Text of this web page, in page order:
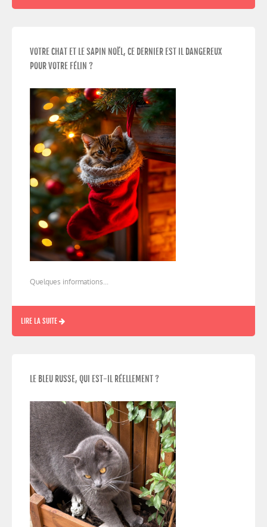
VOTRE CHAT ET LE SAPIN NOËL, CE DERNIER EST IL DANGEREUX
POUR VOTRE FÉLIN ?
Quelques informations...
LIRE LA SUITE
LE BLEU RUSSE, QUI EST-IL RÉELLEMENT ?